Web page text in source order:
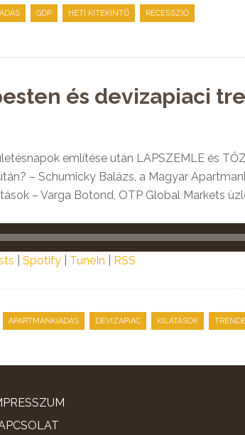
, GDP , HETI KITEKINTŐ , RECESSZIÓ
és devizapiaci
említése után LAPSZEMLE és
– Schumicky Balázs, a Magyar
– Varga Botond, OTP Global Markets
Spotify TuneIn RSS
APARTMANKIADÁS , DEVIZAPIAC , KILÁTÁSOK ,